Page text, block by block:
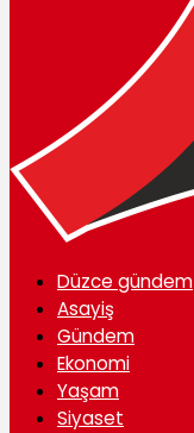
Düzce gündem
Asayiş
Gündem
Ekonomi
Yaşam
Siyaset